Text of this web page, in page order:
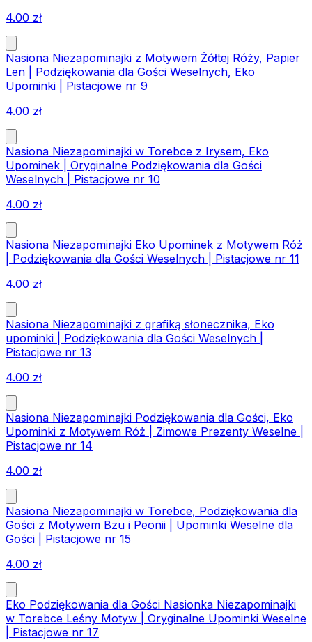
4.00 zł
Nasiona Niezapominajki z Motywem Żółtej Róży, Papier
Len | Podziękowania dla Gości Weselnych, Eko
Upominki | Pistacjowe nr 9
4.00 zł
Nasiona Niezapominajki w Torebce z Irysem, Eko
Upominek | Oryginalne Podziękowania dla Gości
Weselnych | Pistacjowe nr 10
4.00 zł
Nasiona Niezapominajki Eko Upominek z Motywem Róż
| Podziękowania dla Gości Weselnych | Pistacjowe nr 11
4.00 zł
Nasiona Niezapominajki z grafiką słonecznika, Eko
upominki | Podziękowania dla Gości Weselnych |
Pistacjowe nr 13
4.00 zł
Nasiona Niezapominajki Podziękowania dla Gości, Eko
Upominki z Motywem Róż | Zimowe Prezenty Weselne |
Pistacjowe nr 14
4.00 zł
Nasiona Niezapominajki w Torebce, Podziękowania dla
Gości z Motywem Bzu i Peonii | Upominki Weselne dla
Gości | Pistacjowe nr 15
4.00 zł
Eko Podziękowania dla Gości Nasionka Niezapominajki
w Torebce Leśny Motyw | Oryginalne Upominki Weselne
| Pistacjowe nr 17